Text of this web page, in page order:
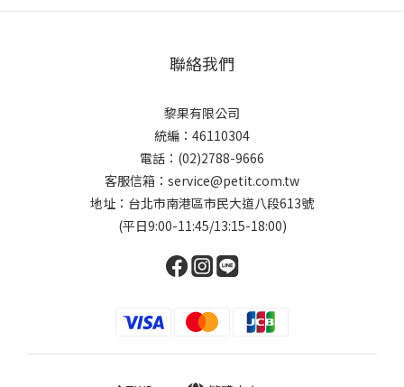
聯絡我們
黎果有限公司
統編：46110304
電話：(02)2788-9666
客服信箱：service@petit.com.tw
地址：台北市南港區市民大道八段613號
(平日9:00-11:45/13:15-18:00)